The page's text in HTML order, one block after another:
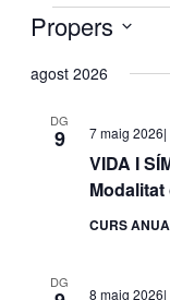
Propers
una
agost 2026
DG
9
VIDA I
7 maig 2026|
CURS
DG
8 maig 2026|